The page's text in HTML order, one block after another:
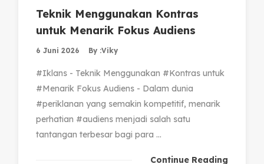
Teknik Menggunakan Kontras
untuk Menarik Fokus Audiens
6 Juni 2026 By :Viky
#Iklans - Teknik Menggunakan #Kontras untuk
#Menarik Fokus Audiens - Dalam dunia
#periklanan yang semakin kompetitif, menarik
perhatian #audiens menjadi salah satu
tantangan terbesar bagi para ...
Continue Reading